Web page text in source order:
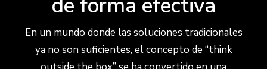
de forma efectiva
En un mundo donde las soluciones tradicionales
ya no son suficientes, el concepto de “think